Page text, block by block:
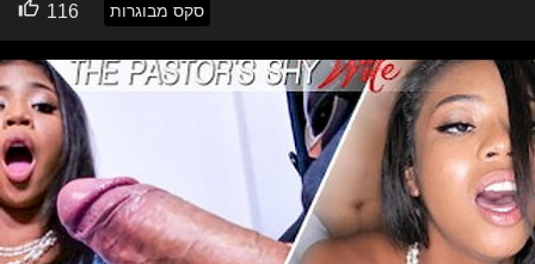
סקס מבוגרות 116